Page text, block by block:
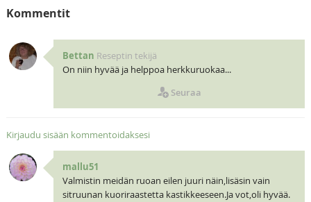
Kommentit
Bettan Reseptin tekijä
On niin hyvää ja helppoa herkkuruokaa...
Seuraa
Kirjaudu sisään kommentoidaksesi
mallu51
Valmistin meidän ruoan eilen juuri näin,lisäsin vain
sitruunan kuoriraastetta kastikkeeseen.Ja vot,oli hyvää.